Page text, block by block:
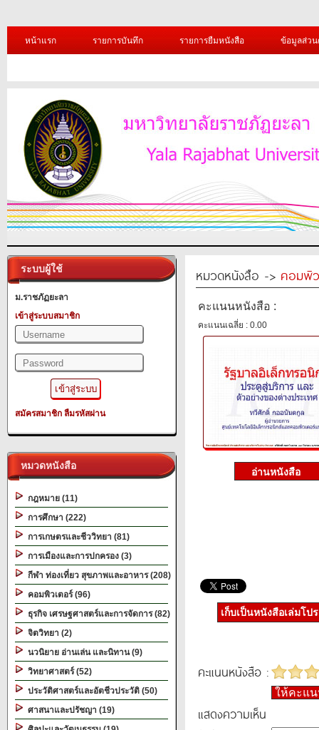
หน้าแรก รายการบันทึก รายการยืมหนังสือ ข้อมูลส่ว
ระบบผู้ใช้
ม.ราชภัฏยะลา
เข้าสู่ระบบสมาชิก
สมัครสมาชิก ลืมรหัสผ่าน
หมวดหนังสือ
กฎหมาย (11)
การศึกษา (222)
การเกษตรและชีววิทยา (81)
การเมืองและการปกครอง (3)
กีฬา ท่องเที่ยว สุขภาพและอาหาร (208)
คอมพิวเตอร์ (96)
ธุรกิจ เศรษฐศาสตร์และการจัดการ (82)
จิตวิทยา (2)
นวนิยาย อ่านเล่น และนิทาน (9)
วิทยาศาสตร์ (52)
ประวัติศาสตร์และอัตชีวประวัติ (50)
ศาสนาและปรัชญา (19)
หมวดหนังสือ -> คอมพิ
คะแนนหนังสือ :
คะแนนเฉลี่ย : 0.00
เก็บเป็นหนังสือเล่มโป
คะแนนหนังสือ :
ให้คะแ
แสดงความเห็น